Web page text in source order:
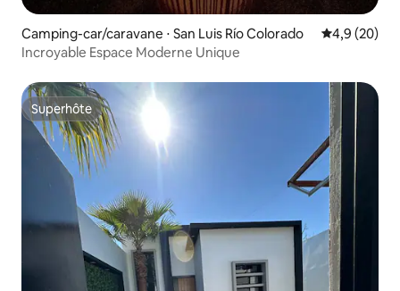
Camping-car/caravane ⋅ San Luis Río Colorado Évaluation
4,9 (20)
Incroyable Espace Moderne Unique
Superhôte
Superhôte